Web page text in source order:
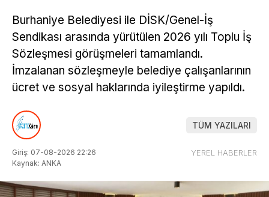
Burhaniye Belediyesi ile DİSK/Genel-İş
Sendikası arasında yürütülen 2026 yılı Toplu İş
Sözleşmesi görüşmeleri tamamlandı.
İmzalanan sözleşmeyle belediye çalışanlarının
ücret ve sosyal haklarında iyileştirme yapıldı.
TÜM YAZILARI
Giriş: 07-08-2026 22:26
Kaynak: ANKA
YEREL HABERLER